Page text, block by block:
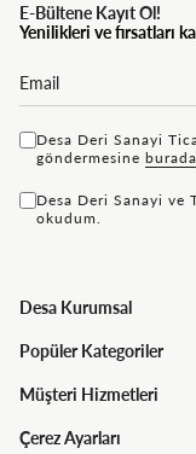
E-Bültene Kayıt Ol!
Yenilikleri ve fırsatları
Desa Deri Sanayi
göndermesine bu rada
Desa Deri Sanayi ve
okudum.
Desa Kurumsal
Popüler Kategoriler
Müşteri Hizmetleri
Çerez Ayarları